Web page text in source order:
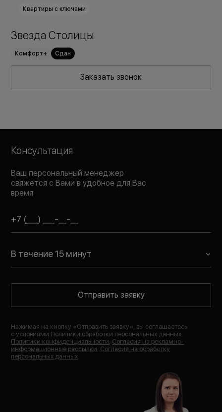
Квартиры с ключами
Звезда Столицы
Комфорт+ Сдан
Заказать звонок
Консультация
Ваш персональный менеджер
свяжется с Вами в удобное для Вас
время
В течение 15 минут
Отправить заявку
Нажимая на кнопку «Отправить заявку», вы соглашаетесь
с условиями Политики обработки персональных данных,
Политики конфиденциальности, Согласия на рекламно-
информационные рассылки, Согласия на обработку
персональных данных.